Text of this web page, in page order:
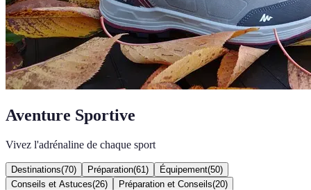
Aventure Sportive
Vivez l'adrénaline de chaque sport
Destinations(70) Préparation(61 ) Équipement(50)
Conseils et Astuces(26) Préparation et Conseils(20)